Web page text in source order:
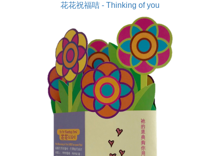
花花祝福咭 - Thinking of you